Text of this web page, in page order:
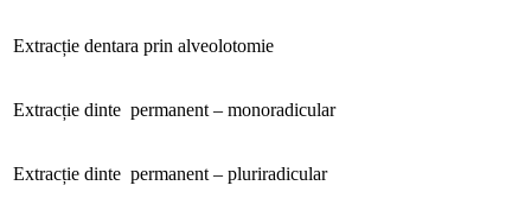
Extracție dentara prin alveolotomie
Extracție dinte permanent – monoradicular
Extracție dinte permanent – pluriradicular